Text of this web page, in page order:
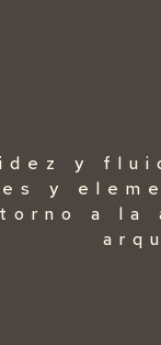
y
y
a la